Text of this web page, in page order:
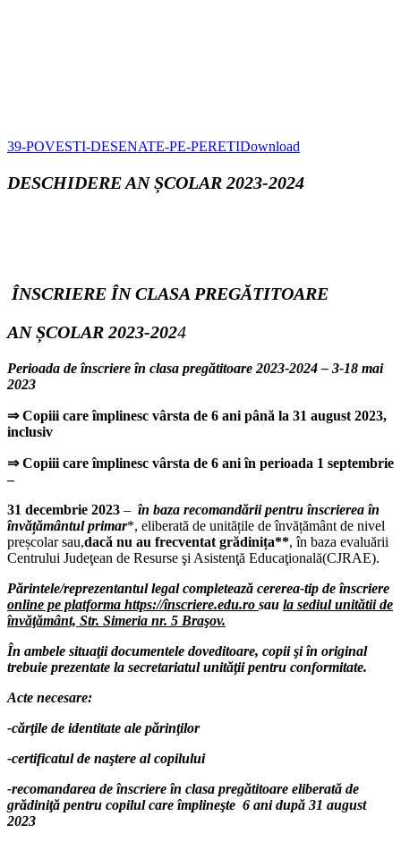
39-POVESTI-DESENATE-PE-PERETIDownload
DESCHIDERE AN ȘCOLAR 2023-2024
ÎNSCRIERE ÎN CLASA PREGĂTITOARE
ANȘCOLAR 2023-2024
Perioada de înscriere în clasa pregătitoare 2023-2024 – 3-18 mai
2023
⇒Copiii care împlinesc vârsta de 6 ani până la 31 august 2023,
inclusiv
⇒Copiii care împlinesc vârsta de 6 ani în perioada 1 septembrie
–
31 decembrie 2023 – în baza recomandării pentru înscrierea în
învățământul primar*, eliberată de unitățile de învățământ de nivel
preșcolar sau,dacă nu au frecventat grădinița**, în baza evaluării
Centrului Judeţean de Resurse şi Asistenţă Educaţională(CJRAE).
Părintele/reprezentantul legal completează cererea-tip de înscriere
online pe platforma https://înscriere.edu.ro sau la sediul unitătii de
învăţământ, Str. Simeria nr. 5 Braşov.
În ambele situaţii documentele doveditoare, copii şi în original
trebuie prezentate la secretariatul unităţii pentru conformitate.
Acte necesare:
-cărţile de identitate ale părinţilor
-certificatul de naştere al copilului
-recomandarea de înscriere în clasa pregătitoare eliberată de
grădiniţă pentru copilul care împlineşte 6 ani după 31 august
2023